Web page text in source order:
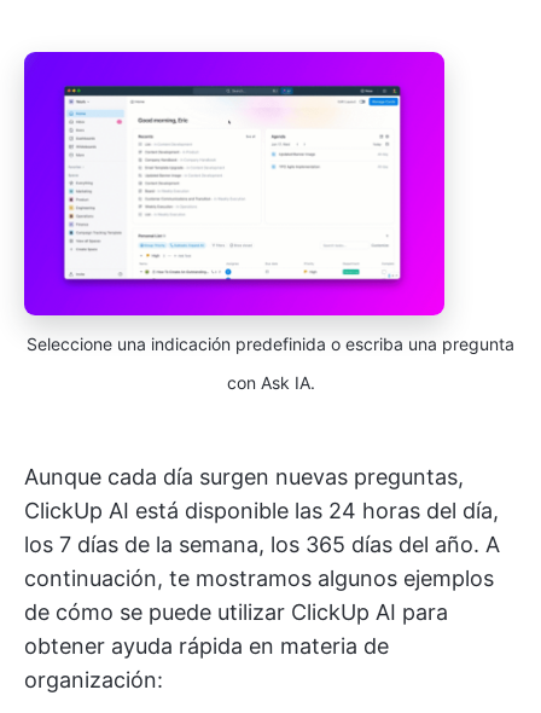
Seleccione una indicación predefinida o escriba una pregunta
con Ask IA.
Aunque cada día surgen nuevas preguntas,
ClickUp AI está disponible las 24 horas del día,
los 7 días de la semana, los 365 días del año. A
continuación, te mostramos algunos ejemplos
de cómo se puede utilizar ClickUp AI para
obtener ayuda rápida en materia de
organización: